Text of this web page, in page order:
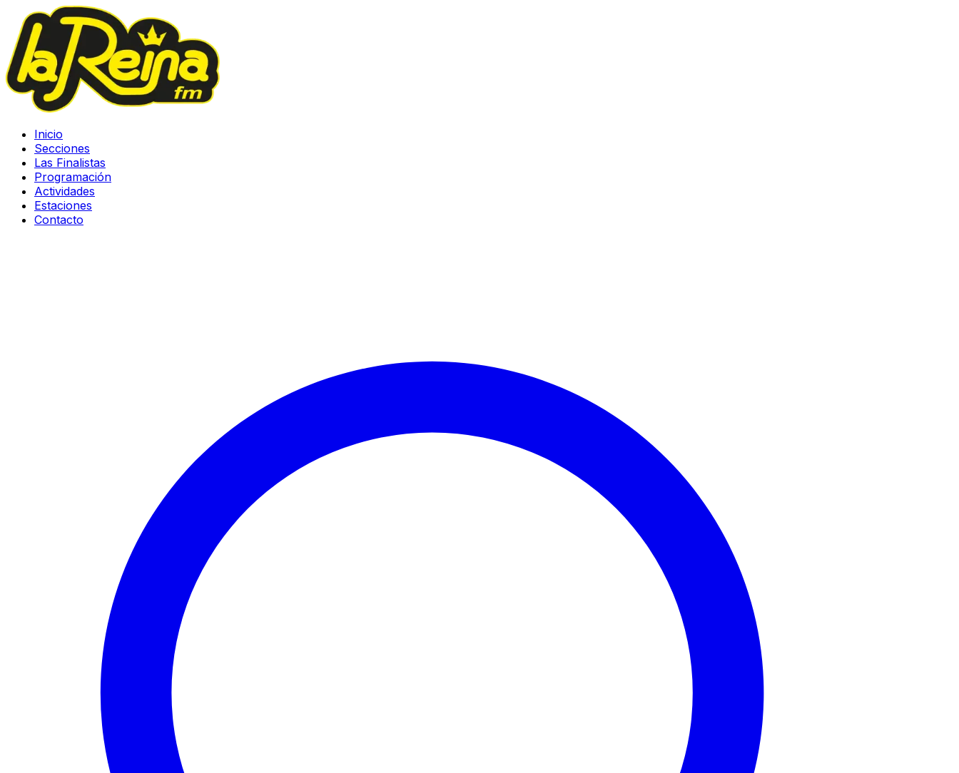
Inicio
Secciones
Las Finalistas
Programación
Actividades
Estaciones
Contacto